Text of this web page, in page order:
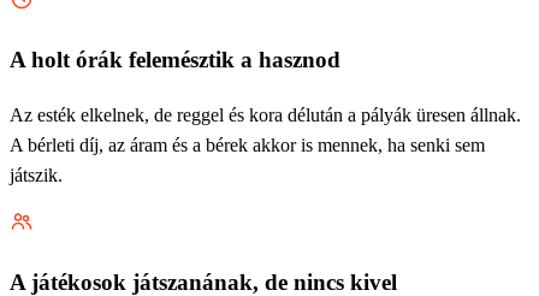
A holt órák felemésztik a hasznod
Az esték elkelnek, de reggel és kora délután a pályák üresen állnak.
A bérleti díj, az áram és a bérek akkor is mennek, ha senki sem
játszik.
A játékosok játszanának, de nincs kivel